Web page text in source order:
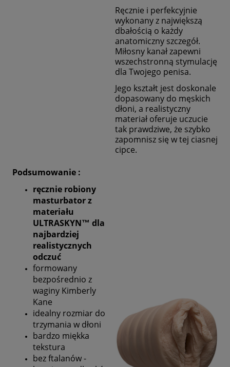
Ręcznie i perfekcyjnie
wykonany z największą
dbałością o każdy
anatomiczny szczegół.
Miłosny kanał zapewni
wszechstronną stymulację
dla Twojego penisa.
Jego kształt jest doskonale
dopasowany do męskich
dłoni, a realistyczny
materiał oferuje uczucie
tak prawdziwe, że szybko
zapomnisz się w tej ciasnej
cipce.
Podsumowanie :
ręcznie robiony
masturbator z
materiału
ULTRASKYN™ dla
najbardziej
realistycznych
odczuć
formowany
bezpośrednio z
waginy Kimberly
Kane
idealny rozmiar do
trzymania w dłoni
bardzo miękka
tekstura
bez ftalanów -